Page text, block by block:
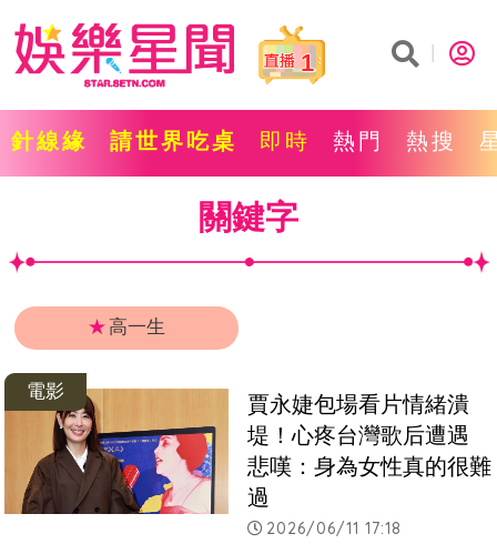
1
針線緣 請世界吃桌 即時 熱門 熱搜
關鍵字
★ 高一生
電影
賈永婕包場看片情緒潰
堤！心疼台灣歌后遭遇
悲嘆：身為女性真的很難
過
2026/06/11 17:18